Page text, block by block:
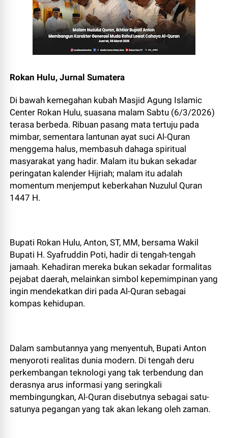
Rokan Hulu, Jurnal Sumatera
Di bawah kemegahan kubah Masjid Agung Islamic
Center Rokan Hulu, suasana malam Sabtu (6/3/2026)
terasa berbeda. Ribuan pasang mata tertuju pada
mimbar, sementara lantunan ayat suci Al-Quran
menggema halus, membasuh dahaga spiritual
masyarakat yang hadir. Malam itu bukan sekadar
peringatan kalender Hijriah; malam itu adalah
momentum menjemput keberkahan Nuzulul Quran
1447 H.
​Bupati Rokan Hulu, Anton, ST, MM, bersama Wakil
Bupati H. Syafruddin Poti, hadir di tengah-tengah
jamaah. Kehadiran mereka bukan sekadar formalitas
pejabat daerah, melainkan simbol kepemimpinan yang
ingin mendekatkan diri pada Al-Quran sebagai
kompas kehidupan.
​Dalam sambutannya yang menyentuh, Bupati Anton
menyoroti realitas dunia modern. Di tengah deru
perkembangan teknologi yang tak terbendung dan
derasnya arus informasi yang seringkali
membingungkan, Al-Quran disebutnya sebagai satu-
satunya pegangan yang tak akan lekang oleh zaman.